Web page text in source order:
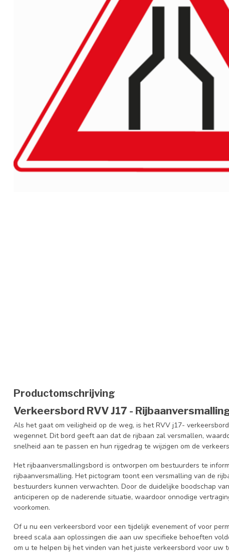
Productomschrijving
Verkeersbord RVV J17 -
Als het gaat om veiligheid op de weg, is het RVV j17-
wegennet. Dit bord geeft aan dat de rijbaan zal versmallen,
snelheid aan te passen en hun rijgedrag te wijzigen om de
Het rijbaanversmallingsbord is ontworpen om bestuurders te
rijbaanversmalling. Het pictogram toont een versmalling van de
bestuurders kunnen verwachten. Door de duidelijke boodschap
anticiperen op de naderende situatie, waardoor onnodige
voorkomen.
Of u nu een verkeersbord voor een tijdelijk evenement of voor
breed scala aan oplossingen die aan uw specifieke behoeften
om u te helpen bij het vinden van het juiste verkeersbord voor uw